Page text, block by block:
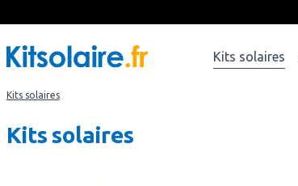
Kits solaires
Kits solaires
Kits solaires